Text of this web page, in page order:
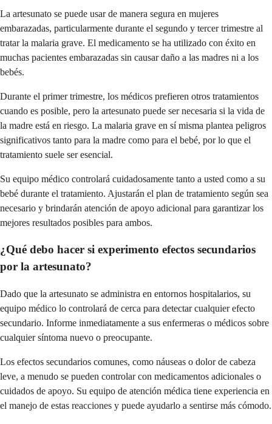
La artesunato se puede usar de manera segura en mujeres
embarazadas, particularmente durante el segundo y tercer trimestre al
tratar la malaria grave. El medicamento se ha utilizado con éxito en
muchas pacientes embarazadas sin causar daño a las madres ni a los
bebés.
Durante el primer trimestre, los médicos prefieren otros tratamientos
cuando es posible, pero la artesunato puede ser necesaria si la vida de
la madre está en riesgo. La malaria grave en sí misma plantea peligros
significativos tanto para la madre como para el bebé, por lo que el
tratamiento suele ser esencial.
Su equipo médico controlará cuidadosamente tanto a usted como a su
bebé durante el tratamiento. Ajustarán el plan de tratamiento según sea
necesario y brindarán atención de apoyo adicional para garantizar los
mejores resultados posibles para ambos.
¿Qué debo hacer si experimento efectos secundarios
por la artesunato?
Dado que la artesunato se administra en entornos hospitalarios, su
equipo médico lo controlará de cerca para detectar cualquier efecto
secundario. Informe inmediatamente a sus enfermeras o médicos sobre
cualquier síntoma nuevo o preocupante.
Los efectos secundarios comunes, como náuseas o dolor de cabeza
leve, a menudo se pueden controlar con medicamentos adicionales o
cuidados de apoyo. Su equipo de atención médica tiene experiencia en
el manejo de estas reacciones y puede ayudarlo a sentirse más cómodo.